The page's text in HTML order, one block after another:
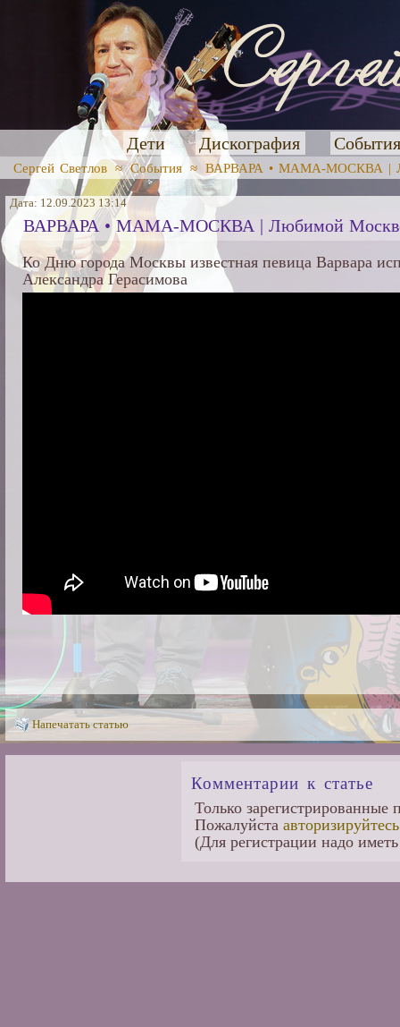
Дети Дискография
Сергей Светлов ≈События ≈ ВАРВАРА • МАМА-МОСКВА |
Дата: 12.09.2023 13:14
ВАРВАРА • МАМА-МОСКВА | Любимой Москве
Ко Дню города Москвы известная певица Варвара
Александра Герасимова
Напечатать статью
Комментарии к статье
Только зарегистрированные
Пожалуйстаавторизируйтесь
(Для регистрации надо